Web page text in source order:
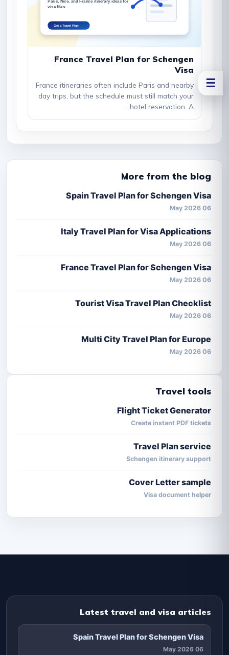
☰
France Travel Plan for Schengen
Visa
France itineraries often include Paris and nearby
day trips, but the schedule must still match your
hotel reservation. A...
More from the blog
Spain Travel Plan for Schengen Visa
06 May 2026
Italy Travel Plan for Visa Applications
06 May 2026
France Travel Plan for Schengen Visa
06 May 2026
Tourist Visa Travel Plan Checklist
06 May 2026
Multi City Travel Plan for Europe
06 May 2026
Travel tools
Flight Ticket Generator
Create instant PDF tickets
Travel Plan service
Schengen itinerary support
Cover Letter sample
Visa document helper
Latest travel and visa articles
Spain Travel Plan for Schengen Visa
06 May 2026